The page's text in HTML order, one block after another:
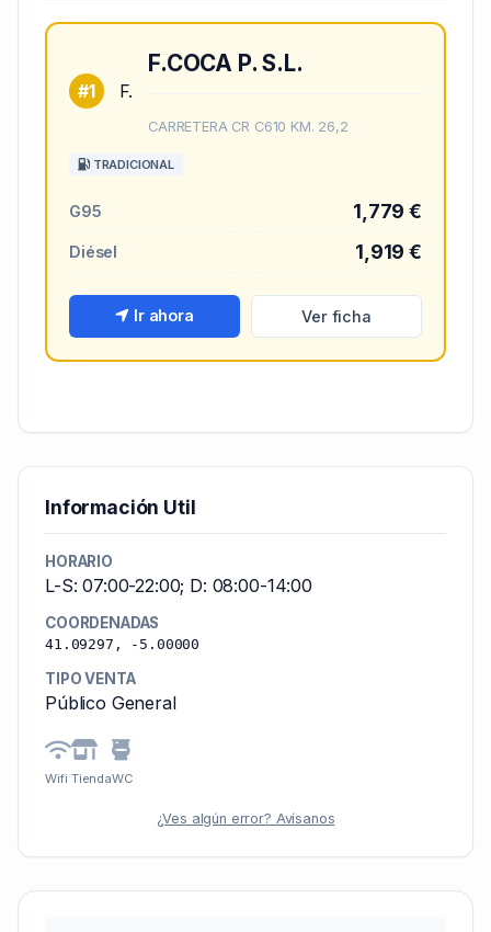
#1 F.
F.COCA P. S.L.
CARRETERA CR C610 KM. 26,2
TRADICIONAL
G95 1,779 €
Diésel 1,919 €
Ir ahora Ver ficha
Información Util
HORARIO
L-S: 07:00-22:00; D: 08:00-14:00
COORDENADAS
41.09297, -5.00000
TIPO VENTA
Público General
Wifi TiendaWC
¿Ves algún error? Avísanos